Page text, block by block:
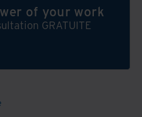
of your work
GRATUITE